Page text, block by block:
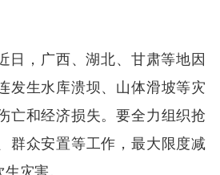
，广西、湖北、甘肃等地因
发生水库溃坝、山体滑坡等灾
亡和经济损失。要全力组织抢
群众安置等工作，最大限度减
灾害。